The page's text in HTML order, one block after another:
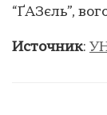
“ҐАЗєль”,
Источник: